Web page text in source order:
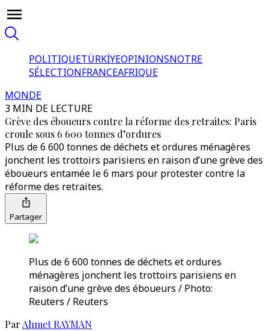
POLITIQUETÜRKİYEOPINIONSNOTRE
SÉLECTIONFRANCEAFRIQUE
MONDE
3 MIN DE LECTURE
Grève des éboueurs contre la réforme des retraites: Paris
croule sous 6 600 tonnes d’ordures
Plus de 6 600 tonnes de déchets et ordures ménagères
jonchent les trottoirs parisiens en raison d’une grève des
éboueurs entamée le 6 mars pour protester contre la
réforme des retraites.
Partager
Plus de 6 600 tonnes de déchets et ordures
ménagères jonchent les trottoirs parisiens en
raison d’une grève des éboueurs / Photo:
Reuters / Reuters
Par Ahmet RAYMAN